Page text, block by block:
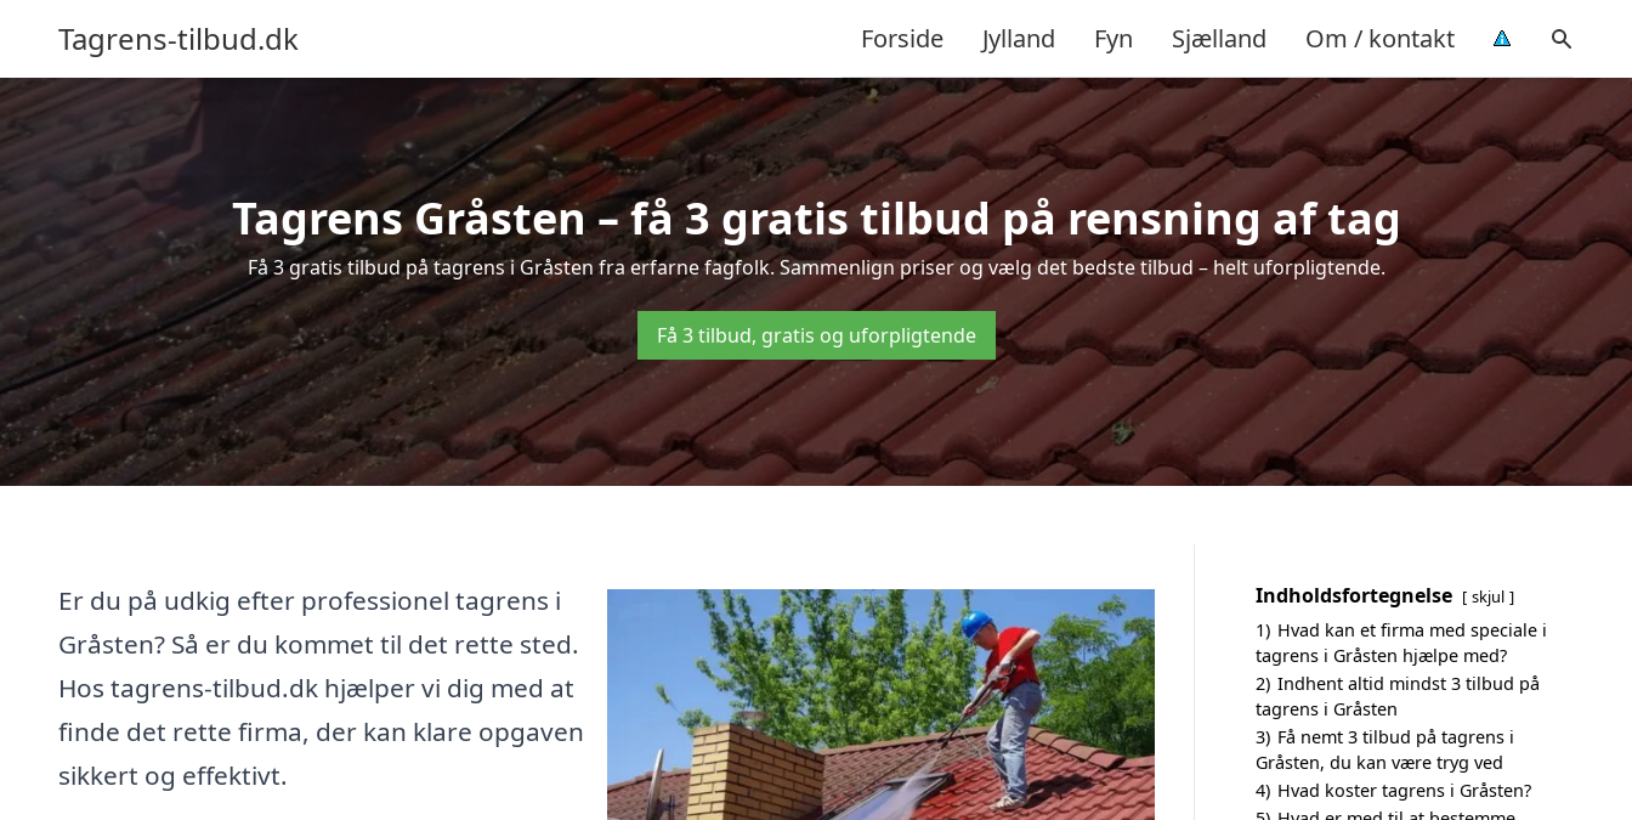
Tagrens-tilbud.dk Forside Jylland Fyn Sjælland Om / kontakt
Tagrens Gråsten – få 3 gratis tilbud på rensning af tag
Få 3 gratis tilbud på tagrens i Gråsten fra erfarne fagfolk. Sammenlign priser og vælg det bedste tilbud – helt uforpligtende.
Få 3 tilbud, gratis og uforpligtende
Er du på udkig efter professionel tagrens i
Gråsten? Så er du kommet til det rette sted.
Hos tagrens-tilbud.dk hjælper vi dig med at
finde det rette firma, der kan klare opgaven
sikkert og effektivt.
Indholdsfortegnelse skjul
1) Hvad kan et firma med speciale i
tagrens i Gråsten hjælpe med?
2) Indhent altid mindst 3 tilbud på
tagrens i Gråsten
3) Få nemt 3 tilbud på tagrens i
Gråsten, du kan være tryg ved
4) Hvad koster tagrens i Gråsten?